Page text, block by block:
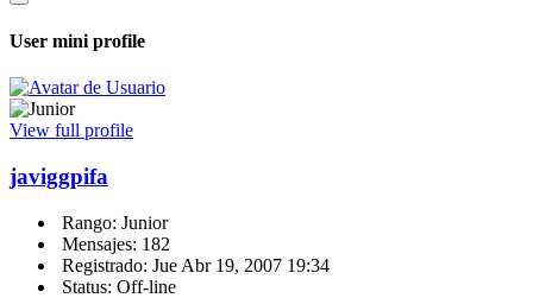
User mini profile
View full profile
javiggpifa
Rango: Junior
Mensajes: 182
Registrado: Jue Abr 19, 2007 19:34
Status: Off-line